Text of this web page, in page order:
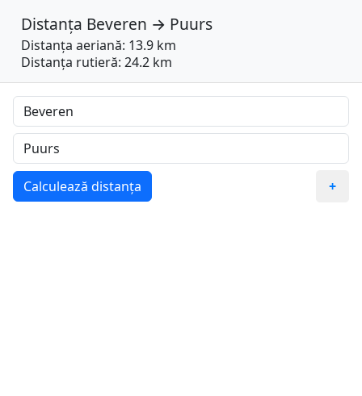
Distanța Beveren → Puurs
Distanța aeriană: 13.9 km
Distanța rutieră: 24.2 km
Calculează distanța +